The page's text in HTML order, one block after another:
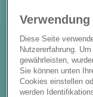
Diese Seite
Nutzererfahrung.
gewährleisten,
Sie können unten
Cookies einstellen
werden